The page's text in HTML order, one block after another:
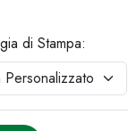
di Stampa: